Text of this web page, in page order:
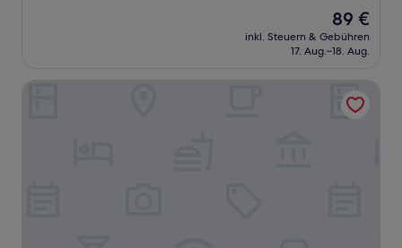
Bewertungen)
Der
Preis
beträgt
89 €
inkl. Steuern & Gebühren
17. Aug.–18. Aug.